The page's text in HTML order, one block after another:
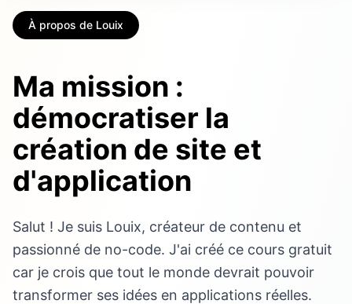
À propos de Louix
Ma mission :
démocratiser la
création de site et
d'application
Salut ! Je suis Louix, créateur de contenu et
passionné de no-code. J'ai créé ce cours gratuit
car je crois que tout le monde devrait pouvoir
transformer ses idées en applications réelles.